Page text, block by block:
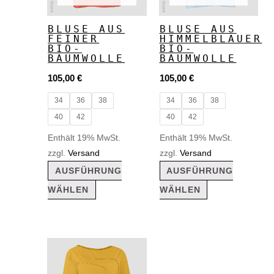
BLUSE AUS
FEINER
BIO-
BAUMWOLLE
105,00€
34 36
38
40
42
Enthält 19% MwSt.
zzgl.Versand
AUSFÜHRUNG
WÄHLEN
Die
Optionen
auf
Produktseite
gewählt
werden
BLUSE AUS
HIMMELBLAUER
BIO-
BAUMWOLLE
105,00 €
34 36
38
40
42
Enthält 19% MwSt.
zzgl. Versand
AUSFÜHRUNG
WÄHLEN
Die
Optionen
auf
Produktseite
gewählt
werden
Dieses
Produkt